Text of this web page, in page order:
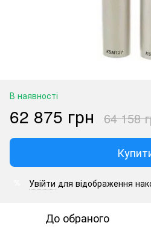
В наявності
62 875 грн 64 158
Увійти для відображення
До обраного